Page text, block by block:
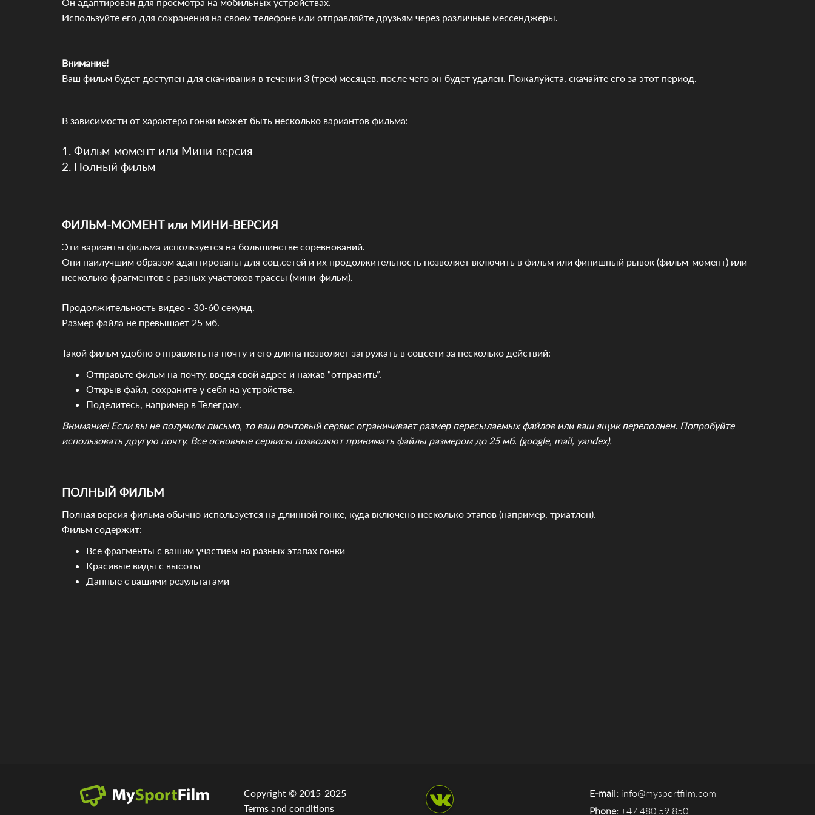
Используйте его для сохранения на своем телефоне или отправляйте друзьям через различные мессенджеры.
Внимание!
Ваш фильм будет доступен для скачивания в течении 3 (трех) месяцев, после чего он будет удален. Пожалуйста, скачайте его за этот период.
В зависимости от характера гонки может быть несколько вариантов фильма:
1. Фильм-момент или Мини-версия
2. Полный фильм
ФИЛЬМ-МОМЕНТ или МИНИ-ВЕРСИЯ
Эти варианты фильма используется на большинстве соревнований.
Они наилучшим образом адаптированы для соц.сетей и их продолжительность позволяет включить в фильм или финишный рывок (фильм-момент) или
несколько фрагментов с разных участоков трассы (мини-фильм).
Продолжительность видео - 30-60 секунд.
Размер файла не превышает 25 мб.
Такой фильм удобно отправлять на почту и его длина позволяет загружать в соцсети за несколько действий:
Отправьте фильм на почту, введя свой адрес и нажав “отправить”.
Открыв файл, сохраните у себя на устройстве.
Поделитесь, например в Телеграм.
Внимание! Если вы не получили письмо, то ваш почтовый сервис ограничивает размер пересылаемых файлов или ваш ящик переполнен. Попробуйте
использовать другую почту. Все основные сервисы позволяют принимать файлы размером до 25 мб. (google, mail, yandex).
ПОЛНЫЙ ФИЛЬМ
Полная версия фильма обычно используется на длинной гонке, куда включено несколько этапов (например, триатлон).
Фильм содержит:
Все фрагменты с вашим участием на разных этапах гонки
Красивые виды с высоты
Данные с вашими результатами
Copyright © 2015-2025
Terms and conditions
E-mail: info@mysportfilm.com
Phone: +47 480 59 850